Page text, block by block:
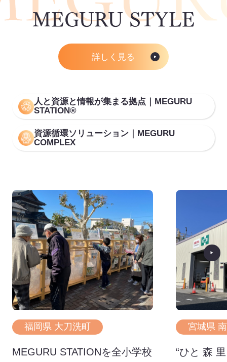
MEGURU STYLE
詳しく見る
人と資源と情報が集まる拠点｜MEGURU
STATION®
資源循環ソリューション｜MEGURU
COMPLEX
福岡県 大刀洗町
MEGURU STATIONを全小学校
宮城県
“ひと 森